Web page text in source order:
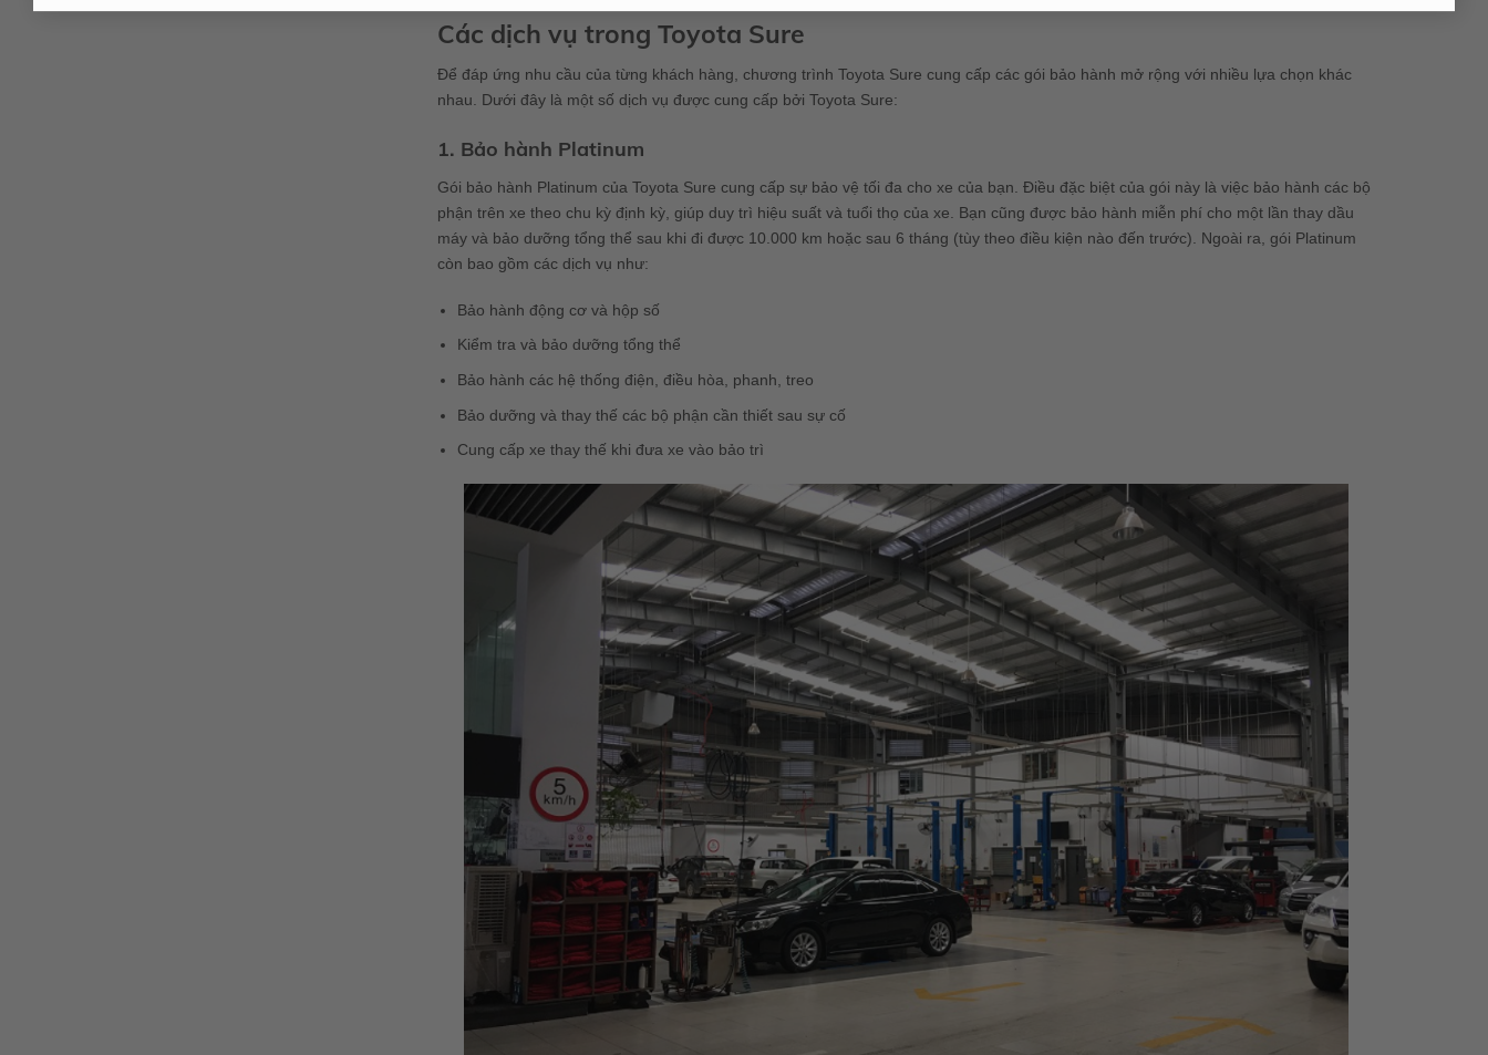
Các dịch vụ trong Toyota Sure
Để đáp ứng nhu cầu của từng khách hàng, chương trình Toyota Sure cung cấp các gói bảo hành mở rộng với nhiều lựa chọn khác
nhau. Dưới đây là một số dịch vụ được cung cấp bởi Toyota Sure:
1. Bảo hành Platinum
Gói bảo hành Platinum của Toyota Sure cung cấp sự bảo vệ tối đa cho xe của bạn. Điều đặc biệt của gói này là việc bảo hành các bộ
phận trên xe theo chu kỳ định kỳ, giúp duy trì hiệu suất và tuổi thọ của xe. Bạn cũng được bảo hành miễn phí cho một lần thay dầu
máy và bảo dưỡng tổng thể sau khi đi được 10.000 km hoặc sau 6 tháng (tùy theo điều kiện nào đến trước). Ngoài ra, gói Platinum
còn bao gồm các dịch vụ như:
Bảo hành động cơ và hộp số
Kiểm tra và bảo dưỡng tổng thể
Bảo hành các hệ thống điện, điều hòa, phanh, treo
Bảo dưỡng và thay thế các bộ phận cần thiết sau sự cố
Cung cấp xe thay thế khi đưa xe vào bảo trì